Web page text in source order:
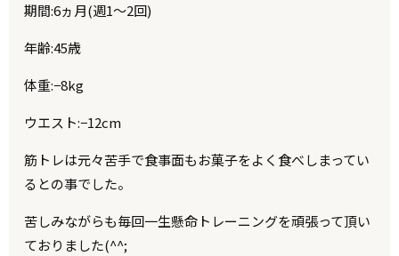
期間:6ヵ月(週1～2回)
年齢:45歳
体重:−8kg
ウエスト:−12cm
筋トレは元々苦手で食事面もお菓子をよく食べしまってい
るとの事でした。
苦しみながらも毎回一生懸命トレーニングを頑張って頂い
ておりました(^^;